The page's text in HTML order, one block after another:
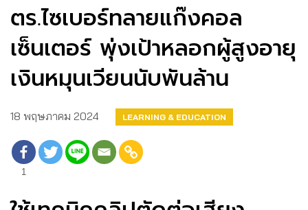
ตร.ไซเบอร์ทลายแก๊งคอล
เซ็นเตอร์ พุ่งเป้าหลอกผู้สูงอายุ
เงินหมุนเวียนนับพันล้าน
18 พฤษภาคม 2024 LEARNING & EDUCATION
1